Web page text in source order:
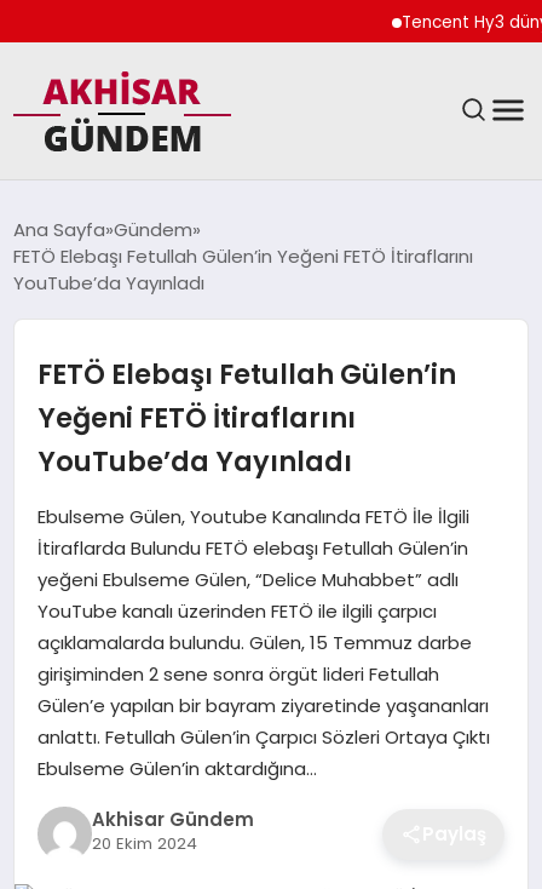
Tencent Hy3 dünya
DÜNYA
TEKNOLOJI
YAŞAM
Ana Sayfa Gündem
FETÖ Elebaşı Fetullah Gülen’in Yeğeni FETÖ İtiraflarını
YouTube’da Yayınladı
FETÖ Elebaşı Fetullah Gülen’in
Yeğeni FETÖ İtiraflarını
YouTube’da Yayınladı
Ebulseme Gülen, Youtube Kanalında FETÖ İle İlgili
İtiraflarda Bulundu FETÖ elebaşı Fetullah Gülen’in
yeğeni Ebulseme Gülen, “Delice Muhabbet” adlı
YouTube kanalı üzerinden FETÖ ile ilgili çarpıcı
açıklamalarda bulundu. Gülen, 15 Temmuz darbe
girişiminden 2 sene sonra örgüt lideri Fetullah
Gülen’e yapılan bir bayram ziyaretinde yaşananları
anlattı. Fetullah Gülen’in Çarpıcı Sözleri Ortaya Çıktı
Ebulseme Gülen’in aktardığına…
Akhisar Gündem
20 Ekim 2024